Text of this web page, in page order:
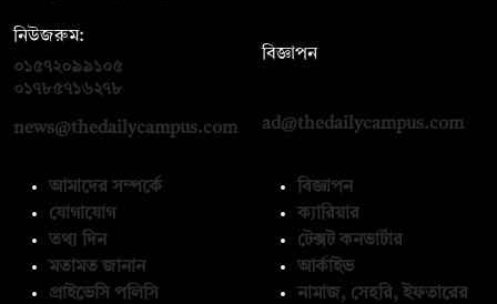
নিউজরুম:
০১৫৭২০৯৯১০৫
০১৭৮৫৭১৬২৭৮
news@thedailycampus.com
বিজ্ঞাপন
ad@thedailycampus.com
আমাদের সম্পর্কে
যোগাযোগ
তথ্য দিন
মতামত জানান
প্রাইভেসি পলিসি
বিজ্ঞাপন
ক্যারিয়ার
টেক্সট কনভার্টার
আর্কাইভ
নামাজ, সেহরি, ইফতারের